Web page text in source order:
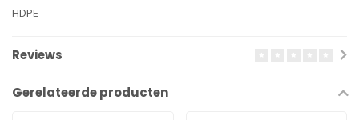
HDPE
Reviews
Gerelateerde producten